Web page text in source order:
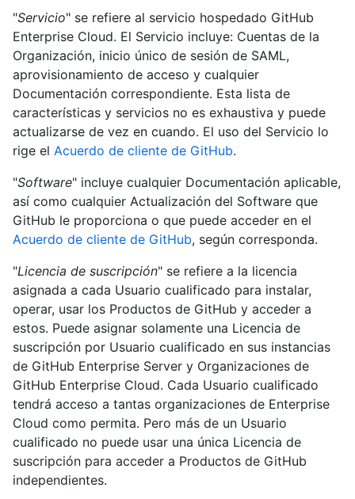
"Servicio" se refiere al servicio hospedado GitHub
Enterprise Cloud. El Servicio incluye: Cuentas de la
Organización, inicio único de sesión de SAML,
aprovisionamiento de acceso y cualquier
Documentación correspondiente. Esta lista de
características y servicios no es exhaustiva y puede
actualizarse de vez en cuando. El uso del Servicio lo
rige el Acuerdo de cliente de GitHub.
"Software" incluye cualquier Documentación aplicable,
así como cualquier Actualización del Software que
GitHub le proporciona o que puede acceder en el
Acuerdo de cliente de GitHub, según corresponda.
"Licencia de suscripción" se refiere a la licencia
asignada a cada Usuario cualificado para instalar,
operar, usar los Productos de GitHub y acceder a
estos. Puede asignar solamente una Licencia de
suscripción por Usuario cualificado en sus instancias
de GitHub Enterprise Server y Organizaciones de
GitHub Enterprise Cloud. Cada Usuario cualificado
tendrá acceso a tantas organizaciones de Enterprise
Cloud como permita. Pero más de un Usuario
cualificado no puede usar una única Licencia de
suscripción para acceder a Productos de GitHub
independientes.